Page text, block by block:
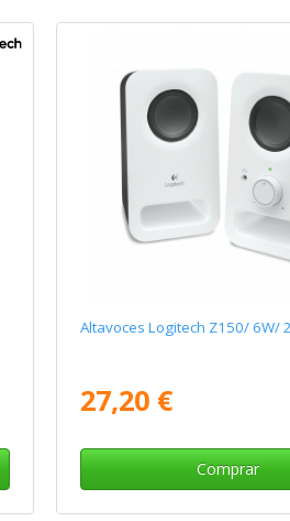
Altavoces Logitech Z150/ 6W/
27,20 €
Comprar